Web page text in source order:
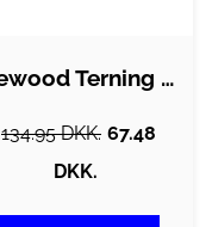
Liewood Terning - Andrew - Khaki
134.95 DKK. 67.48
DKK.